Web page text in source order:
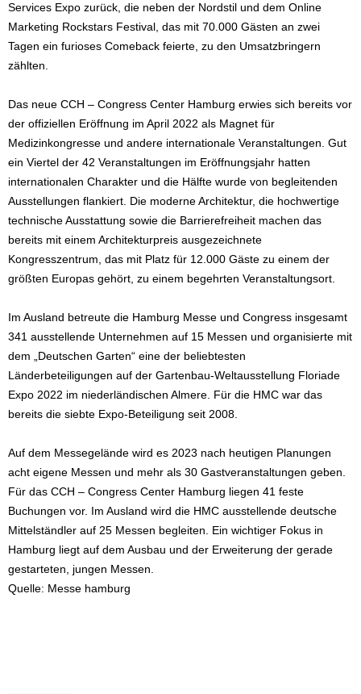
Services Expo zurück, die neben der Nordstil und dem Online
Marketing Rockstars Festival, das mit 70.000 Gästen an zwei
Tagen ein furioses Comeback feierte, zu den Umsatzbringern
zählten.
Das neue CCH – Congress Center Hamburg erwies sich bereits vor
der offiziellen Eröffnung im April 2022 als Magnet für
Medizinkongresse und andere internationale Veranstaltungen. Gut
ein Viertel der 42 Veranstaltungen im Eröffnungsjahr hatten
internationalen Charakter und die Hälfte wurde von begleitenden
Ausstellungen flankiert. Die moderne Architektur, die hochwertige
technische Ausstattung sowie die Barrierefreiheit machen das
bereits mit einem Architekturpreis ausgezeichnete
Kongresszentrum, das mit Platz für 12.000 Gäste zu einem der
größten Europas gehört, zu einem begehrten Veranstaltungsort.
Im Ausland betreute die Hamburg Messe und Congress insgesamt
341 ausstellende Unternehmen auf 15 Messen und organisierte mit
dem „Deutschen Garten“ eine der beliebtesten
Länderbeteiligungen auf der Gartenbau-Weltausstellung Floriade
Expo 2022 im niederländischen Almere. Für die HMC war das
bereits die siebte Expo-Beteiligung seit 2008.
Auf dem Messegelände wird es 2023 nach heutigen Planungen
acht eigene Messen und mehr als 30 Gastveranstaltungen geben.
Für das CCH – Congress Center Hamburg liegen 41 feste
Buchungen vor. Im Ausland wird die HMC ausstellende deutsche
Mittelständler auf 25 Messen begleiten. Ein wichtiger Fokus in
Hamburg liegt auf dem Ausbau und der Erweiterung der gerade
gestarteten, jungen Messen.
Quelle: Messe hamburg